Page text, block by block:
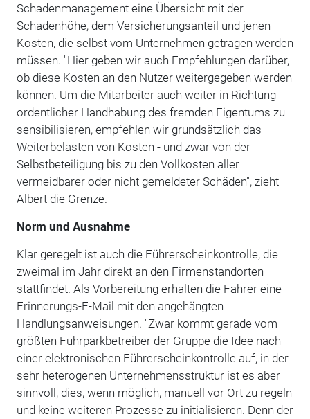
Schadenmanagement eine Übersicht mit der
Schadenhöhe, dem Versicherungsanteil und jenen
Kosten, die selbst vom Unternehmen getragen werden
müssen. "Hier geben wir auch Empfehlungen darüber,
ob diese Kosten an den Nutzer weitergegeben werden
können. Um die Mitarbeiter auch weiter in Richtung
ordentlicher Handhabung des fremden Eigentums zu
sensibilisieren, empfehlen wir grundsätzlich das
Weiterbelasten von Kosten - und zwar von der
Selbstbeteiligung bis zu den Vollkosten aller
vermeidbarer oder nicht gemeldeter Schäden", zieht
Albert die Grenze.
Norm und Ausnahme
Klar geregelt ist auch die Führerscheinkontrolle, die
zweimal im Jahr direkt an den Firmenstandorten
stattfindet. Als Vorbereitung erhalten die Fahrer eine
Erinnerungs-E-Mail mit den angehängten
Handlungsanweisungen. "Zwar kommt gerade vom
größten Fuhrparkbetreiber der Gruppe die Idee nach
einer elektronischen Führerscheinkontrolle auf, in der
sehr heterogenen Unternehmensstruktur ist es aber
sinnvoll, dies, wenn möglich, manuell vor Ort zu regeln
und keine weiteren Prozesse zu initialisieren. Denn der